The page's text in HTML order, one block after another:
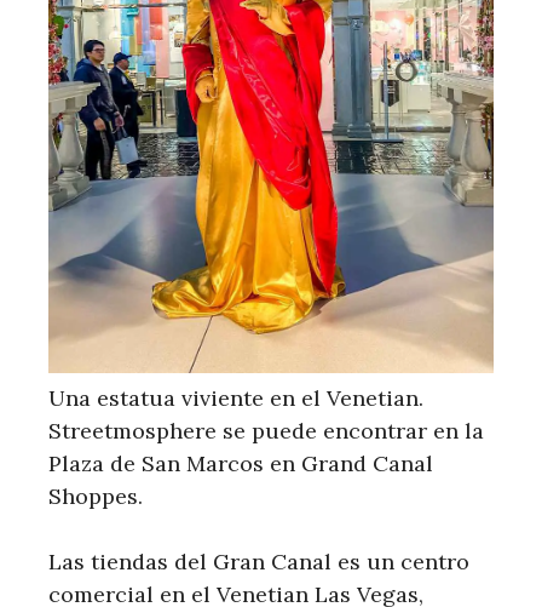
Una estatua viviente en el Venetian.
Streetmosphere se puede encontrar en la
Plaza de San Marcos en Grand Canal
Shoppes.
Las tiendas del Gran Canal es un centro
comercial en el Venetian Las Vegas,